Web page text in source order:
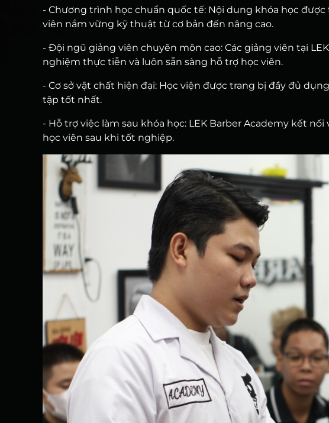
- Chương trình học chuẩn quốc tế: Nội dung khóa học
viên nắm vững kỹ thuật từ cơ bản đến nâng cao.
- Đội ngũ giảng viên chuyên môn cao: Các giảng viên tại
nghiệm thực tiễn và luôn sẵn sàng hỗ trợ học viên.
- Cơ sở vật chất hiện đại: Học viện được trang bị đầy đủ
tập tốt nhất.
- Hỗ trợ việc làm sau khóa học: LEK Barber Academy kết
học viên sau khi tốt nghiệp.